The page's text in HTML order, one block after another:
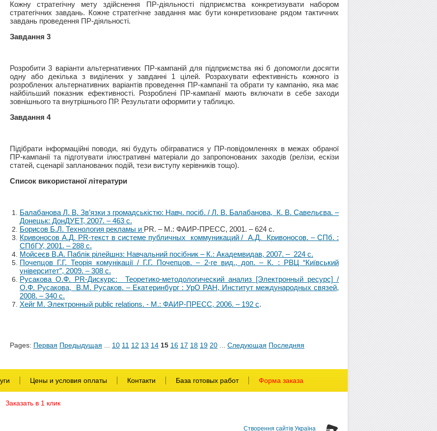
Кожну стратегічну мету здійснення ПР-діяльності підприємства конкретизувати набором
стратегічних завдань. Кожне стратегічне завдання має бути конкретизоване рядом тактичних
завдань проведення ПР-діяльності.
Завдання 3
Розробити 3 варіанти альтернативних ПР-кампаній для підприємства які б допомогли досягти
одну або декілька з виділених у завданні 1 цілей. Розрахувати ефективність кожного із
розроблених альтернативних варіантів проведення ПР-кампанії та обрати ту кампанію, яка має
найбільший показник ефективності. Розроблені ПР-кампанії мають включати в себе заходи
зовнішнього та внутрішнього ПР. Результати оформити у таблицю.
Завдання 4
Підібрати інформаційні поводи, які будуть обіграватися у ПР-повідомленнях в межах обраної
ПР-кампанії та підготувати ілюстративні матеріали до запропонованих заходів (релізи, ескізи
статей, сценарії запланованих подій, тези виступу керівників тощо).
Список використаної літератури
Балабанова Л. В. Зв’язки з громадськістю: Навч. посіб. / Л. В. Балабанова, К. В. Савельєва. –
Донецьк: ДонДУЕТ, 2007. – 463 с.
Борисов Б.Л. Технология рекламы и PR. – М.: ФАИР-ПРЕСС, 2001. – 624 с.
Кривоносов А.Д. PR-текст в системе публичных коммуникаций / А.Д. Кривоносов. – СПб. :
СПбГУ, 2001. – 288 с.
Мойсеєв В.А. Паблік рілейшнз: Навчальний посібник – К.: Академвидав, 2007. – 224 c.
Почепцов Г.Г. Теорія комунікації / Г.Г. Почепцов. – 2-ге вид., доп. – К. : РВЦ “Київський
університет”, 2009. – 308 с.
Русакова О.Ф. PR-Дискурс: Теоретико-методологический анализ [Электронный ресурс] /
О.Ф. Русакова, В.М. Русаков. – Екатеринбург : УрО РАН, Институт международных связей,
2008. – 340 с.
Хейг М. Электронный public relations. - М.: ФАИР-ПРЕСС, 2006. – 192 с.
Pages: Первая Предыдущая 10 11 12 13 14 15 16 17 18 19 20 Следующая Последняя
Цены и условия оплаты Контакти База готовых работ Форма заказа
Заказать в 1 клик
Створення сайтів Україна